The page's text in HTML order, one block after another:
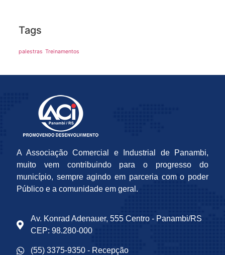
Tags
palestras Treinamentos
A Associação Comercial e Industrial de Panambi,
muito vem contribuindo para o progresso do
município, sempre agindo em parceria com o poder
Público e a comunidade em geral.
Av. Konrad Adenauer, 555 Centro - Panambi/RS
CEP: 98.280-000
(55) 3375-9350 - Recepção